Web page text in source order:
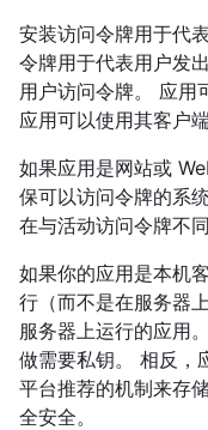
安装访问令牌用于代
令牌用于代表用户发
用户访问令牌。 应用
应用可以使用其客户
如果应用是网站或
保可以访问令牌的系
在与活动访问令牌不同
如果你的应用是本机
行（而不是在服务器
服务器上运行的应用
做需要私钥。 相反，
平台推荐的机制来存
全安全。